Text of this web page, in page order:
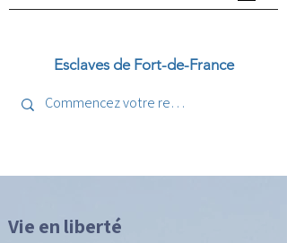
Esclaves de Fort-de-France
Vie en liberté